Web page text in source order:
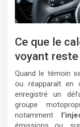
Ce que le
voyant
Quand le témoin
ou réapparaît en
enregistré un
groupe
notamment